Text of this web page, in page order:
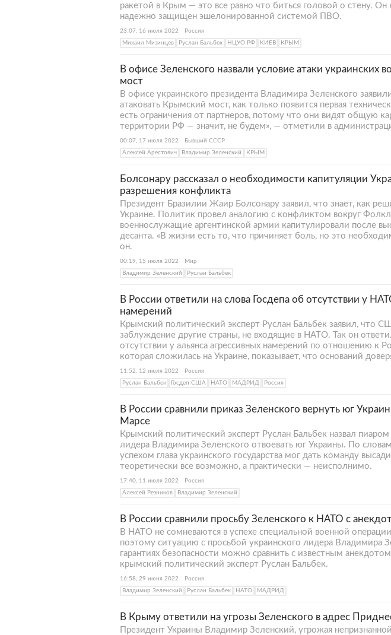
ракетой в Крым — это все равно что биться головой о стену.
надежно защищен эшелонированной системой ПВО.
23:07, 16 июля 2022
Россия
Михаил Мизинцев
Руслан Бальбек НЦУО РФ КИЕВ КРЫМ
В офисе Зеленского назвали условие атаки украинских
мост
В офисе украинского президента Владимира Зеленского
атаковать Крымский мост, как только появится первая
есть ограничения от партнеров, потому что они видят общую
территории РФ — значит, не будем», — отметили в
00:07, 17 июля 2022
Бывший СССР
Алексей Арестович
Владимир Зеленский КРЫМ
Болсонару рассказал о необходимости капитуляции
разрешения конфликта
Президент Бразилии Жаир Болсонару заявил, что знает, как
Украине. Политик провел аналогию с конфликтом вокруг
военнослужащие аргентинской армии капитулировали после
десанта. «В жизни есть то, что причиняет боль, но это
он.
00:19, 15 июля 2022
Мир
Владимир Зеленский
Руслан Бальбек
В России ответили на слова Госдепа об отсутствии у
намерений
Крымский политический эксперт Руслан Бальбек заявил, что
заблуждение другие страны, не входящие в НАТО. Так он
отсутствии у альянса агрессивных намерений по отношению к
которая сложилась на Украине, показывает, что оснований
11:52, 12 июля 2022
Россия
Руслан Бальбек
Госдеп США НАТО МАДРИД Россия
В России сравнили приказ Зеленского вернуть юг
Марсе
Крымский политический эксперт Руслан Бальбек назвал пиаром
лидера Владимира Зеленского отвоевать юг Украины. По
успехом глава украинского государства мог дать команду
теоретически все возможно, а практически — неисполнимо.
17:40, 11 июля 2022
Россия
Алексей Резников
Владимир Зеленский
В России сравнили просьбу Зеленского к НАТО с
В НАТО не сомневаются в успехе специальной военной
поэтому ситуацию с просьбой украинского лидера Владимира
гарантиях безопасности можно сравнить с известным
крымский политический эксперт Руслан Бальбек.
16:58, 29 июня 2022
Россия
Владимир Зеленский
Руслан Бальбек НАТО МАДРИД
В Крыму ответили на угрозы Зеленского в адрес
Президент Украины Владимир Зеленский, угрожая